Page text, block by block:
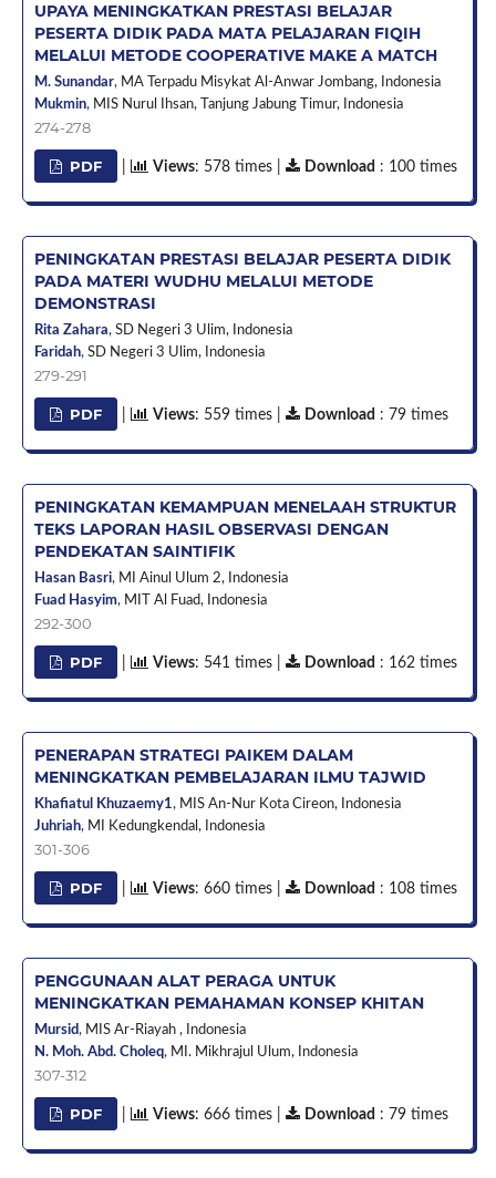
UPAYA MENINGKATKAN PRESTASI BELAJAR
PESERTA DIDIK PADA MATA PELAJARAN FIQIH
MELALUI METODE COOPERATIVE MAKE A MATCH
M. Sunandar, MA Terpadu Misykat Al-Anwar Jombang,
Indonesia
Mukmin, MIS Nurul Ihsan, Tanjung Jabung Timur, Indonesia
274-278
PDF Views: 578 times | Download : 100 times
PENINGKATAN PRESTASI BELAJAR PESERTA DIDIK
PADA MATERI WUDHU MELALUI METODE
DEMONSTRASI
Rita Zahara, SD Negeri 3 Ulim,
Indonesia
Faridah, SD Negeri 3 Ulim, Indonesia
279-291
PDF Views: 559 times | Download : 79 times
PENINGKATAN KEMAMPUAN MENELAAH STRUKTUR
TEKS LAPORAN HASIL OBSERVASI DENGAN
PENDEKATAN SAINTIFIK
Hasan Basri, MI Ainul Ulum 2,
Indonesia
Fuad Hasyim, MIT Al Fuad, Indonesia
292-300
PDF Views: 541 times | Download : 162 times
PENERAPAN STRATEGI PAIKEM DALAM
MENINGKATKAN PEMBELAJARAN ILMU TAJWID
Khafiatul Khuzaemy1, MIS An-Nur Kota Cireon,
Indonesia
Juhriah, MI Kedungkendal, Indonesia
301-306
PDF Views: 660 times | Download : 108 times
PENGGUNAAN ALAT PERAGA UNTUK
MENINGKATKAN PEMAHAMAN KONSEP KHITAN
Mursid, MIS Ar-Riayah ,
Indonesia
N. Moh. Abd. Choleq, MI. Mikhrajul Ulum, Indonesia
307-312
PDF Views: 666 times | Download : 79 times